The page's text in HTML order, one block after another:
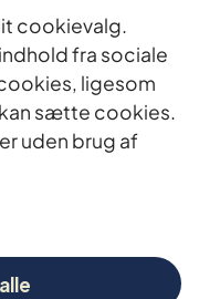
cookievalg.
fra sociale
ligesom
sætte cookies.
uden brug af